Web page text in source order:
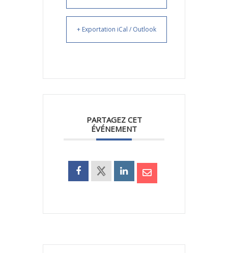
+ Exportation iCal / Outlook
PARTAGEZ CET
ÉVÉNEMENT